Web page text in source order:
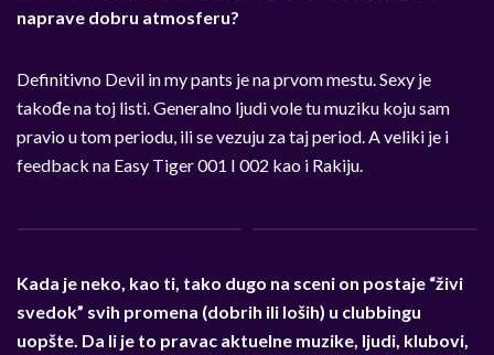
naprave dobru atmosferu?
Definitivno Devil in my pants je na prvom mestu. Sexy je
takođe na toj listi. Generalno ljudi vole tu muziku koju sam
pravio u tom periodu, ili se vezuju za taj period. A veliki je i
feedback na Easy Tiger 001 I 002 kao i Rakiju.
Kada je neko, kao ti, tako dugo na sceni on postaje “živi
svedok” svih promena (dobrih ili loših) u clubbingu
uopšte. Da li je to pravac aktuelne muzike, ljudi, klubovi,